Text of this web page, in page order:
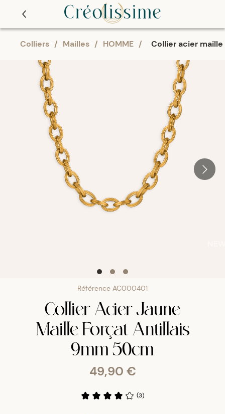
Colliers / Mailles / HOMME / Collier acier
Référence AC000401
Collier Acier Jaune
Maille Forçat Antillais
9mm 50cm
49,90 €
(3)